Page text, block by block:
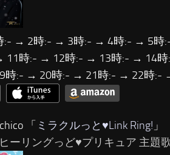
:- → 2時:- → 3時:- → 4時:- → 5
11時:- → 12時:- → 13時:- → 14
時:- → 20時:- → 21時:- → 22時:-
「 ミラクルっと♥Link Ring! 」
ーリングっど♥プリキュア 主題